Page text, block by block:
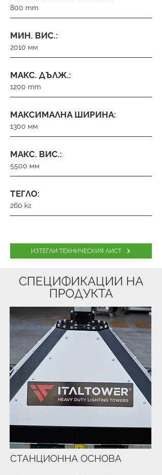
800 mm
МИН. ВИС.:
2010 мм
МАКС. ДЪЛЖ.:
1200 mm
МАКСИМАЛНА ШИРИНА:
1300 мм
МАКС. ВИС.:
5500 мм
ТЕГЛО:
260 кг
ИЗТЕГЛИ ТЕХНИЧЕСКИЯ ЛИСТ
СПЕЦИФИКАЦИИ НА
ПРОДУКТА
СТАНЦИОННА ОСНОВА